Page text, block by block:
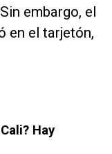
embargo, el
en el tarjetón,
Hay